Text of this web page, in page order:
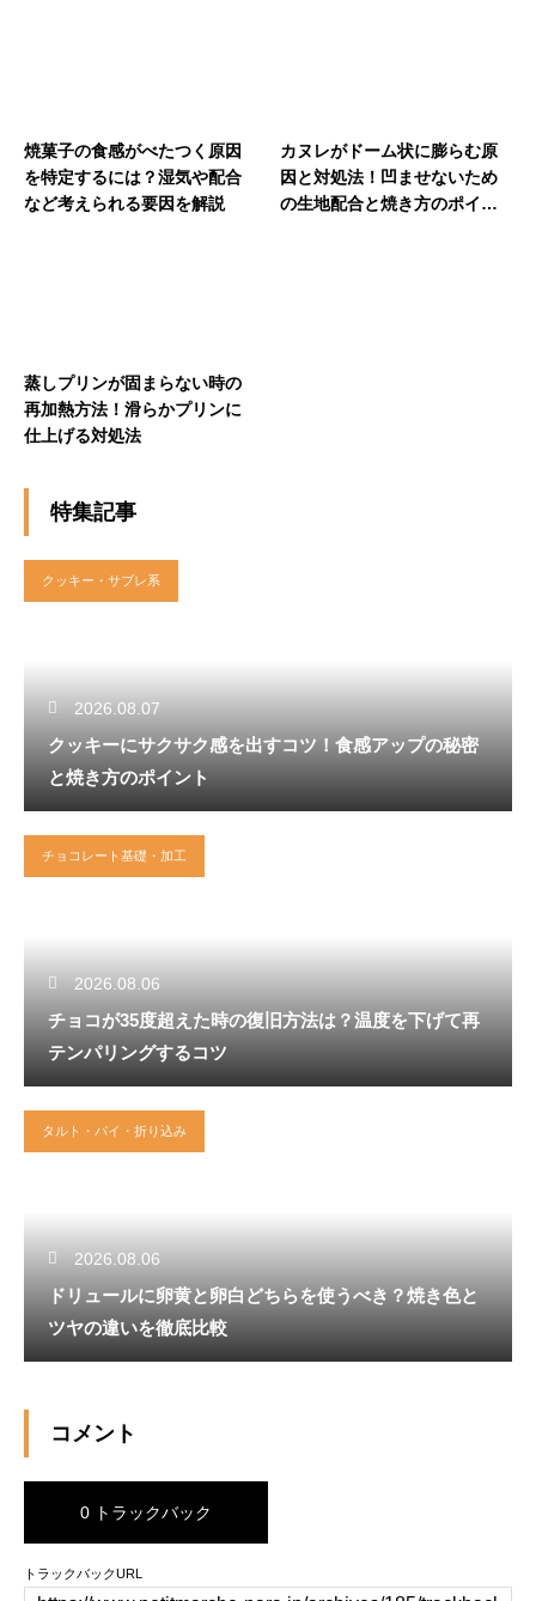
焼菓子の食感がべたつく原因
を特定するには？湿気や配合
など考えられる要因を解説
カヌレがドーム状に膨らむ原
因と対処法！凹ませないため
の生地配合と焼き方のポイン
蒸しプリンが固まらない時の
再加熱方法！滑らかプリンに
仕上げる対処法
特集記事
クッキー・サブレ系
2026.08.07
クッキーにサクサク感を出すコツ！食感アップの秘密
と焼き方のポイント
チョコレート基礎・加工
2026.08.06
チョコが35度超えた時の復旧方法は？温度を下げて再
テンパリングするコツ
タルト・パイ・折り込み
2026.08.06
ドリュールに卵黄と卵白どちらを使うべき？焼き色と
ツヤの違いを徹底比較
コメント
0 トラックバック
トラックバックURL